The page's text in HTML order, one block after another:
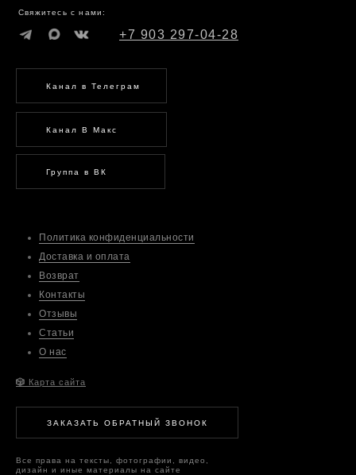
ЗАКАЗАТЬ ОБРАТНЫЙ ЗВОНОК
Все права на тексты, фотографии, видео,
дизайн и иные материалы на сайте
Политика конфиденциальности
Доставка и оплата
Возврат
Контакты
Отзывы
Статьи
О нас
+7 903 297-04-28
Канал В Макс
Группа в ВК
Канал в Телеграм
Свяжитесь с нами:
🎲 Карта сайта